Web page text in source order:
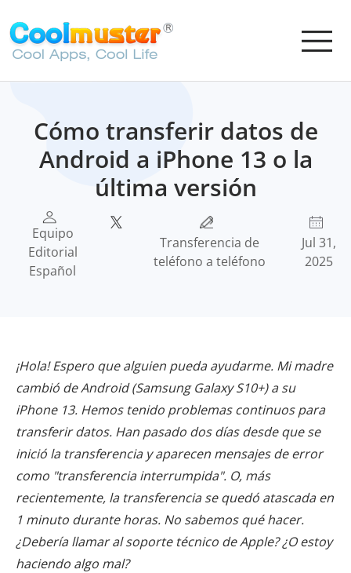
Cómo transferir datos de
Android a iPhone 13 o la
última versión
Equipo
Editorial
Español
Transferencia de
teléfono a teléfono
Jul 31,
2025
¡Hola! Espero que alguien pueda ayudarme. Mi madre
cambió de Android (Samsung Galaxy S10+) a su
iPhone 13. Hemos tenido problemas continuos para
transferir datos. Han pasado dos días desde que se
inició la transferencia y aparecen mensajes de error
como "transferencia interrumpida". O, más
recientemente, la transferencia se quedó atascada en
1 minuto durante horas. No sabemos qué hacer.
¿Debería llamar al soporte técnico de Apple? ¿O estoy
haciendo algo mal?